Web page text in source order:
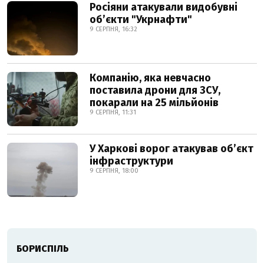
Росіяни атакували видобувні
обʼєкти "Укрнафти"
9 СЕРПНЯ, 16:32
Компанію, яка невчасно
поставила дрони для ЗСУ,
покарали на 25 мільйонів
9 СЕРПНЯ, 11:31
У Харкові ворог атакував обʼєкт
інфраструктури
9 СЕРПНЯ, 18:00
БОРИСПІЛЬ